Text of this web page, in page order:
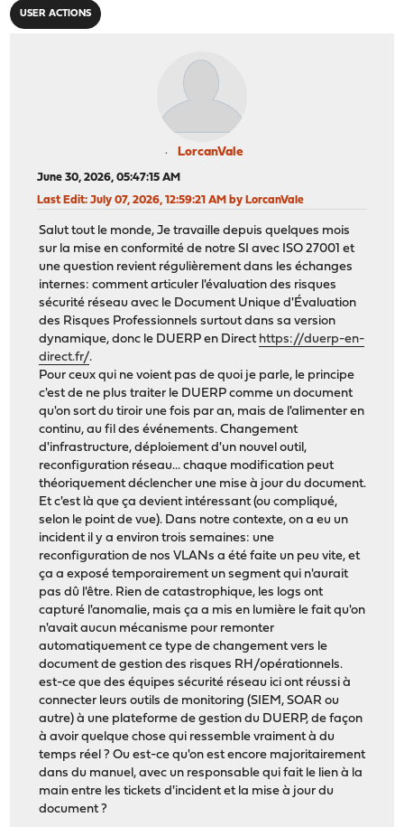
USER ACTIONS
LorcanVale
June 30, 2026, 05:47:15 AM
Last Edit: July 07, 2026, 12:59:21 AM by LorcanVale
Salut tout le monde, Je travaille depuis quelques mois
sur la mise en conformité de notre SI avec ISO 27001 et
une question revient régulièrement dans les échanges
internes: comment articuler l'évaluation des risques
sécurité réseau avec le Document Unique d'Évaluation
des Risques Professionnels surtout dans sa version
dynamique, donc le DUERP en Direct https://duerp-en-
direct.fr/.
Pour ceux qui ne voient pas de quoi je parle, le principe
c'est de ne plus traiter le DUERP comme un document
qu'on sort du tiroir une fois par an, mais de l'alimenter en
continu, au fil des événements. Changement
d'infrastructure, déploiement d'un nouvel outil,
reconfiguration réseau... chaque modification peut
théoriquement déclencher une mise à jour du document.
Et c'est là que ça devient intéressant (ou compliqué,
selon le point de vue). Dans notre contexte, on a eu un
incident il y a environ trois semaines: une
reconfiguration de nos VLANs a été faite un peu vite, et
ça a exposé temporairement un segment qui n'aurait
pas dû l'être. Rien de catastrophique, les logs ont
capturé l'anomalie, mais ça a mis en lumière le fait qu'on
n'avait aucun mécanisme pour remonter
automatiquement ce type de changement vers le
document de gestion des risques RH/opérationnels.
est-ce que des équipes sécurité réseau ici ont réussi à
connecter leurs outils de monitoring (SIEM, SOAR ou
autre) à une plateforme de gestion du DUERP, de façon
à avoir quelque chose qui ressemble vraiment à du
temps réel ? Ou est-ce qu'on est encore majoritairement
dans du manuel, avec un responsable qui fait le lien à la
main entre les tickets d'incident et la mise à jour du
document ?